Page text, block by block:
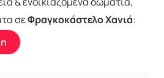
σεΦραγκοκάστελο Χανιά: